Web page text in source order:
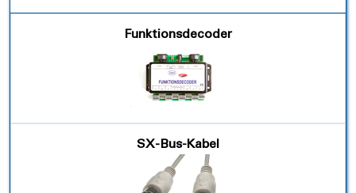
Funktionsdecoder
SX-Bus-Kabel